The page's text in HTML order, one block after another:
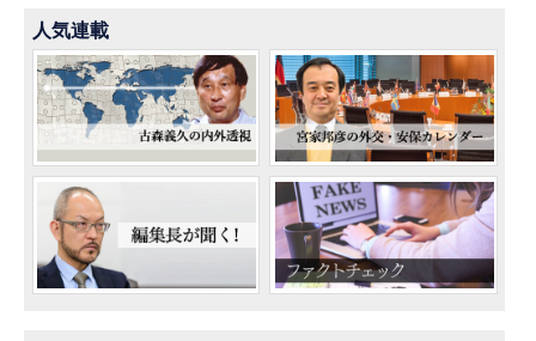
人気連載